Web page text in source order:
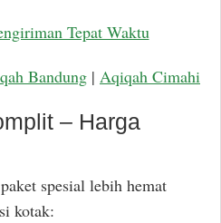
Tepat Waktu
Bandung | Aqiqah Cimahi
– Harga
paket spesial lebih hemat
kotak: